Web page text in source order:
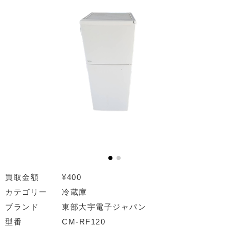
買取金額
¥400
カテゴリー
冷蔵庫
ブランド
東部大宇電子ジャパン
型番
CM-RF120